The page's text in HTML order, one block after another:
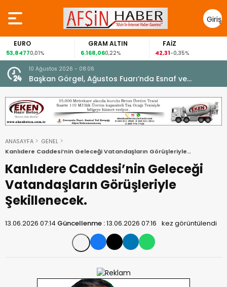
Giriş
Yap
0,01%
GRAM ALTIN
6.168,06 0,22%
FAİZ
-0,35%
10 Ağustos 2026 - 08:06
Başkan Görgel, Ağustos Fuarı’nda Esnaf ve
Vatandaşlarla Buluştu.
ANASAYFA
GENEL
Kanlıdere Caddesi’nin Geleceği Vatandaşların Görüşleriyle
Şekillenecek.
Kanlıdere Caddesi’nin Geleceği
Vatandaşların Görüşleriyle
Şekillenecek.
13.06.2026 07:14 Güncellenme :13.06.2026 07:16 kez görüntülendi